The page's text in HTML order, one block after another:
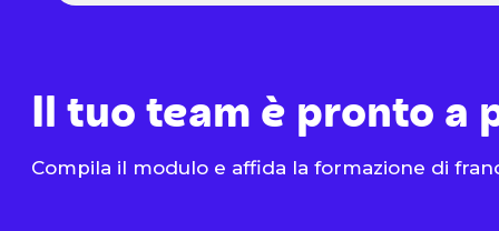
Il tuo team è pronto a
Compila il modulo e affida la formazione di